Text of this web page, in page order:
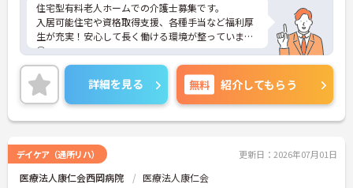
住宅型有料老人ホームでの介護士募集です。
入居可能住宅や資格取得支援、各種手当など福利厚
生が充実！安心して長く働ける環境が整っています
◎
また残業少なめなので出勤日でもプライベートの時
間を確保して頂けますよ★
ご興味のある方は、マイナビ介護職までお問い合わ
せください。
詳細を見る 無料 紹介してもらう
デイケア（通所リハ） 更新日：2026年07月01日
医療法人康仁会西岡病院 医療法人康仁会